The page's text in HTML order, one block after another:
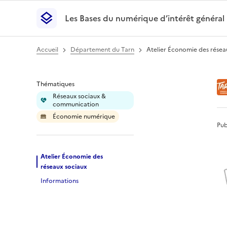
Les Bases du numérique d’intérêt général-
Les Bases du numérique d’intérêt général
Accueil Département du Tarn Atelier Économie des
Atelier Économie
Thématiques
Réseaux sociaux &
communication
Économie numérique
Atelier Économie des
réseaux sociaux
Informations